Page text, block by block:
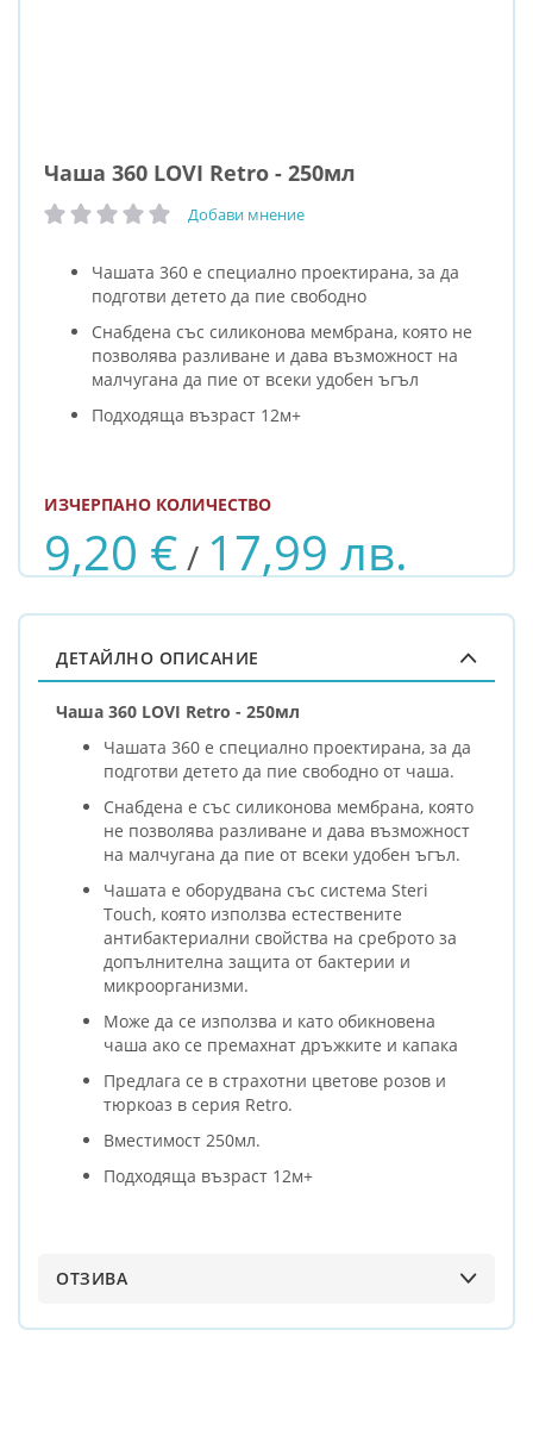
Чаша 360 LOVI Retro - 250мл
рейтинг: Добави мнение
Чашата 360 е специално проектирана, за да
подготви детето да пие свободно
Снабдена със силиконова мембрана, която не
позволява разливане и дава възможност на
малчугана да пие от всеки удобен ъгъл
Подходяща възраст 12м+
9,20 € / 17,99 лв.
ИЗЧЕРПАНО КОЛИЧЕСТВО
ДЕТАЙЛНО ОПИСАНИЕ
Чаша 360 LOVI Retro - 250мл
Чашата 360 е специално проектирана, за да
подготви детето да пие свободно от чаша.
Снабдена е със силиконова мембрана, която
не позволява разливане и дава възможност
на малчугана да пие от всеки удобен ъгъл.
Чашата е оборудвана със система Steri
Touch, която използва естествените
антибактериални свойства на среброто за
допълнителна защита от бактерии и
микроорганизми.
Може да се използва и като обикновена
чаша ако се премахнат дръжките и капака
Предлага се в страхотни цветове розов и
тюркоаз в серия Retro.
Вместимост 250мл.
Подходяща възраст 12м+
ОТЗИВА